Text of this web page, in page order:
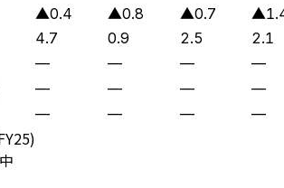
▲0.4 ▲0.8 ▲0.7
4.7 0.9 2.5 2.1
— — — —
— — — —
— — — —
)